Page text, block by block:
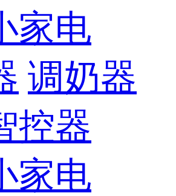
家电
调奶器
控器
家电